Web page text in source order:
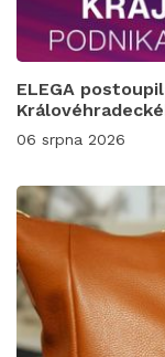
ELEGA
06 srpna 2026